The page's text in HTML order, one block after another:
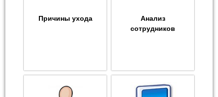
Причины ухода
Анализ
сотрудников